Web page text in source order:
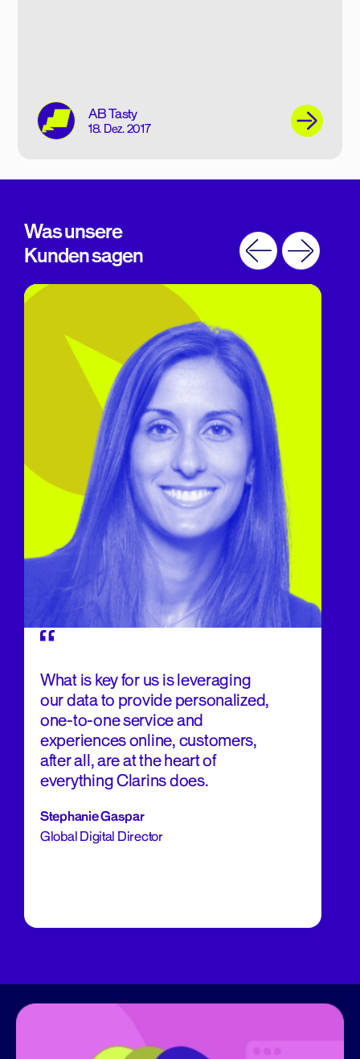
AB Tasty
18. Dez. 2017
Was unsere
Kunden sagen
What is key for us is leveraging
our data to provide personalized,
one-to-one service and
experiences online, customers,
after all, are at the heart of
everything Clarins does.
Stephanie Gaspar
Global Digital Director